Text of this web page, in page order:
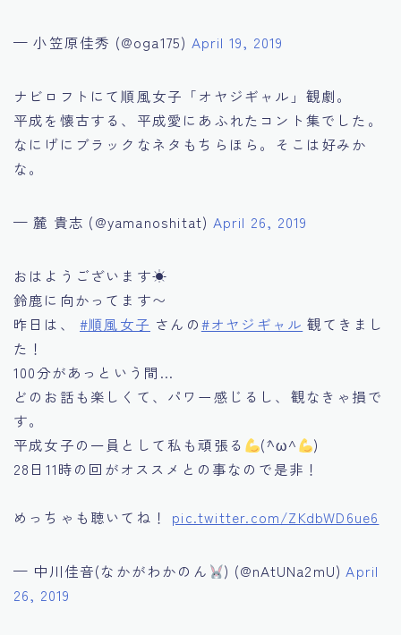
— 小笠原佳秀 (@oga175) April 19, 2019
ナビロフトにて順風女子「オヤジギャル」観劇。
平成を懐古する、平成愛にあふれたコント集でした。
なにげにブラックなネタもちらほら。そこは好みか
な。
— 麓 貴志 (@yamanoshitat) April 26, 2019
おはようございます☀
鈴鹿に向かってます〜
昨日は、 #順風女子 さんの#オヤジギャル 観てきまし
た！
100分があっという間…
どのお話も楽しくて、パワー感じるし、観なきゃ損で
す。
平成女子の一員として私も頑張る
(´^ω^
)
28日11時の回がオススメとの事なので是非！
めっちゃも聴いてね！ pic.twitter.com/ZKdbWD6ue6
— 中川佳音(なかがわかのん ) (@nAtUNa2mU) April
26, 2019